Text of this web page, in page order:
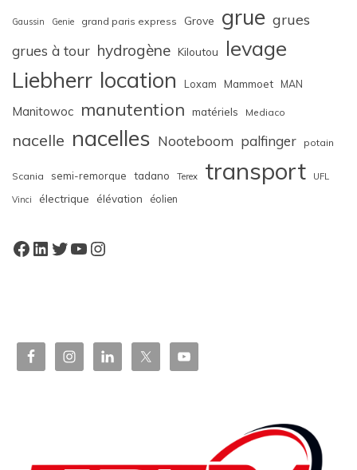
Gaussin Genie grand paris express Grove grue grues
grues à tour hydrogène Kiloutou levage
Liebherr location Loxam Mammoet MAN
Manitowoc manutention matériels Mediaco
nacelle nacelles Nooteboom palfinger potain
Scania semi-remorque tadano Terex transport UFL
Vinci électrique élévation éolien
Facebook
LinkedIn
Twitter
YouTube
Instagram